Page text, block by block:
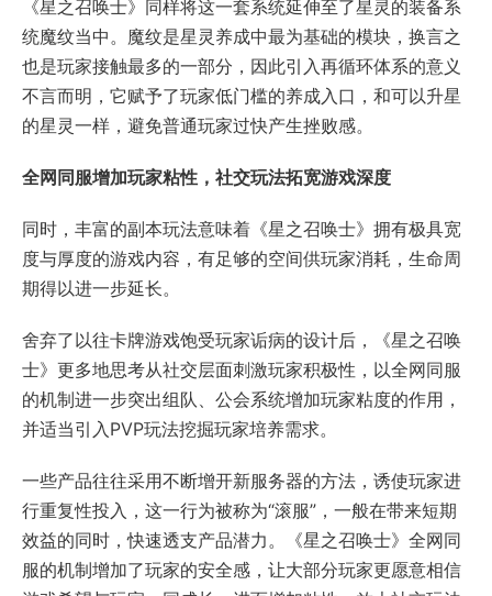
《星之召唤士》同样将这一套系统延伸至了星灵的装备系
统魔纹当中。魔纹是星灵养成中最为基础的模块，换言之
也是玩家接触最多的一部分，因此引入再循环体系的意义
不言而明，它赋予了玩家低门槛的养成入口，和可以升星
的星灵一样，避免普通玩家过快产生挫败感。
全网同服增加玩家粘性，社交玩法拓宽游戏深度
同时，丰富的副本玩法意味着《星之召唤士》拥有极具宽
度与厚度的游戏内容，有足够的空间供玩家消耗，生命周
期得以进一步延长。
舍弃了以往卡牌游戏饱受玩家诟病的设计后，《星之召唤
士》更多地思考从社交层面刺激玩家积极性，以全网同服
的机制进一步突出组队、公会系统增加玩家粘度的作用，
并适当引入PVP玩法挖掘玩家培养需求。
一些产品往往采用不断增开新服务器的方法，诱使玩家进
行重复性投入，这一行为被称为“滚服”，一般在带来短期
效益的同时，快速透支产品潜力。《星之召唤士》全网同
服的机制增加了玩家的安全感，让大部分玩家更愿意相信